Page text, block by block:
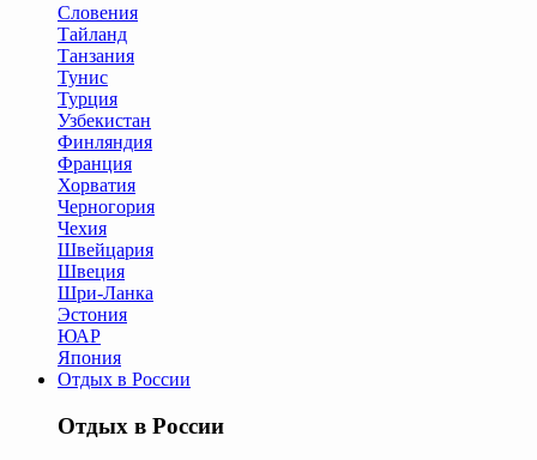
Словения
Тайланд
Танзания
Тунис
Турция
Узбекистан
Финляндия
Франция
Хорватия
Черногория
Чехия
Швейцария
Швеция
Шри-Ланка
Эстония
ЮАР
Япония
Отдых в России
Отдых в России